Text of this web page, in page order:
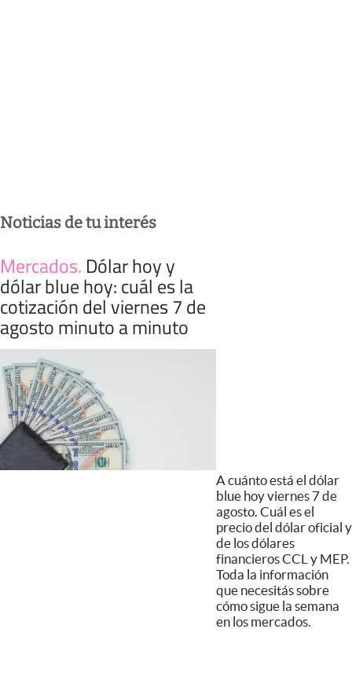
Noticias de tu interés
Mercados. Dólar hoy y
dólar blue hoy: cuál es la
cotización del viernes 7 de
agosto minuto a minuto
A cuánto está el dólar
blue hoy viernes 7 de
agosto. Cuál es el
precio del dólar oficial y
de los dólares
financieros CCL y MEP.
Toda la información
que necesitás sobre
cómo sigue la semana
en los mercados.